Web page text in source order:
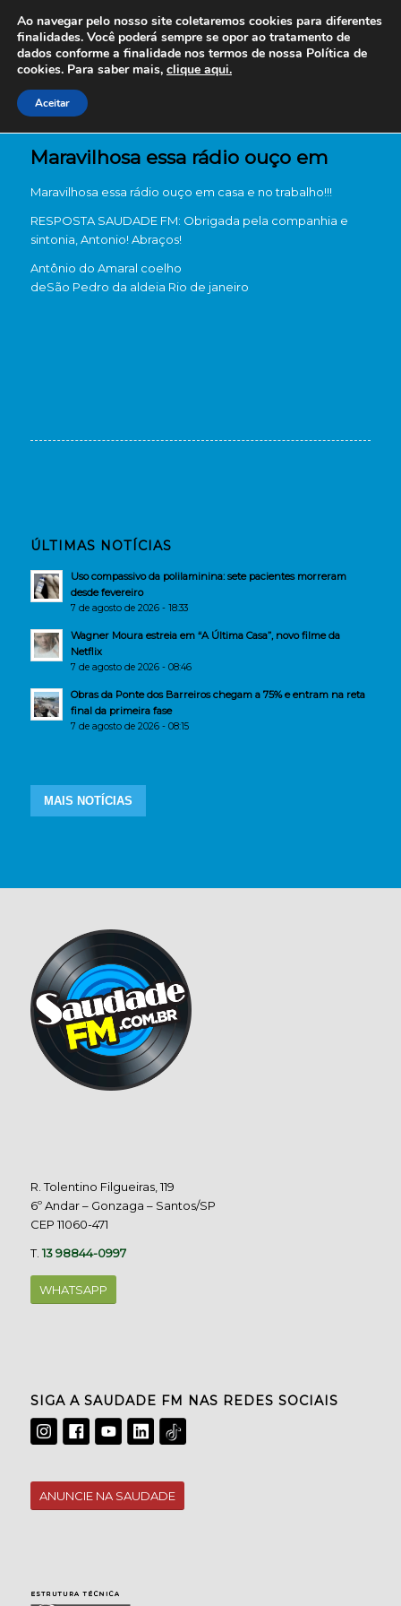
Maravilhosa essa rádio ouço em
Maravilhosa essa rádio ouço em casa e no trabalho!!!
RESPOSTA SAUDADE FM: Obrigada pela companhia e
sintonia, Antonio! Abraços!
Antônio do Amaral coelho
deSão Pedro da aldeia Rio de janeiro
ÚLTIMAS NOTÍCIAS
Uso compassivo da polilaminina: sete pacientes morreram
desde fevereiro
7 de agosto de 2026 - 18:33
Wagner Moura estreia em “A Última Casa”, novo filme da
Netflix
7 de agosto de 2026 - 08:46
Obras da Ponte dos Barreiros chegam a 75% e entram na reta
final da primeira fase
7 de agosto de 2026 - 08:15
MAIS NOTÍCIAS
R. Tolentino Filgueiras, 119
6º Andar – Gonzaga – Santos/SP
CEP 11060-471
T.13 98844-0997
WHATSAPP
SIGA A SAUDADE FM NAS REDES SOCIAIS
ANUNCIE NA SAUDADE
Ao navegar pelo nosso site coletaremos cookies para diferentes
finalidades. Você poderá sempre se opor ao tratamento de
dados conforme a finalidade nos termos de nossa Política de
cookies. Para saber mais, clique aqui.
Aceitar